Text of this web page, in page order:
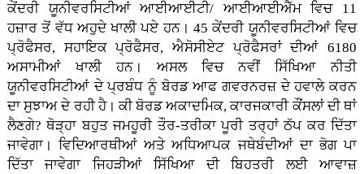
ਕੇਂਦਰੀ ਯੂਨੀਵਰਸਿਟੀਆਂ ਆਈਆਈਟੀ/ ਆਈਆਈਐੱਮ ਵਿਚ 11
ਹਜ਼ਾਰ ਤੋਂ ਵੱਧ ਅਹੁਦੇ ਖਾਲੀ ਪਏ ਹਨ। 45 ਕੇਂਦਰੀ ਯੂਨੀਵਰਸਿਟੀਆਂ ਵਿਚ
ਪ੍ਰੋਫੈਸਰ, ਸਹਾਇਕ ਪ੍ਰੋਫੈਸਰ, ਐਸੋਸੀਏਟ ਪ੍ਰੋਫੈਸਰਾਂ ਦੀਆਂ 6180
ਅਸਾਮੀਆਂ ਖਾਲੀ ਹਨ। ਅਸਲ ਵਿਚ ਨਵੀਂ ਸਿੱਖਿਆ ਨੀਤੀ
ਯੂਨੀਵਰਸਿਟੀਆਂ ਦੇ ਪ੍ਰਬੰਧ ਨੂੰ ਬੋਰਡ ਆਫ ਗਵਰਨਰਜ਼ ਦੇ ਹਵਾਲੇ ਕਰਨ
ਦਾ ਸੁਝਾਅ ਦੇ ਰਹੀ ਹੈ। ਕੀ ਬੋਰਡ ਅਕਾਦਮਿਕ, ਕਾਰਜਕਾਰੀ ਕੌਂਸਲਾਂ ਦੀ ਥਾਂ
ਲੈਣਗੇ? ਥੋੜ੍ਹਾ ਬਹੁਤ ਜਮਹੂਰੀ ਤੌਰ-ਤਰੀਕਾ ਪੂਰੀ ਤਰ੍ਹਾਂ ਠੱਪ ਕਰ ਦਿੱਤਾ
ਜਾਵੇਗਾ। ਵਿਦਿਆਰਥੀਆਂ ਅਤੇ ਅਧਿਆਪਕ ਜਥੇਬੰਦੀਆਂ ਦਾ ਭੋਗ ਪਾ
ਦਿੱਤਾ ਜਾਵੇਗਾ ਜਿਹੜੀਆਂ ਸਿੱਖਿਆ ਦੀ ਬਿਹਤਰੀ ਲਈ ਆਵਾਜ਼